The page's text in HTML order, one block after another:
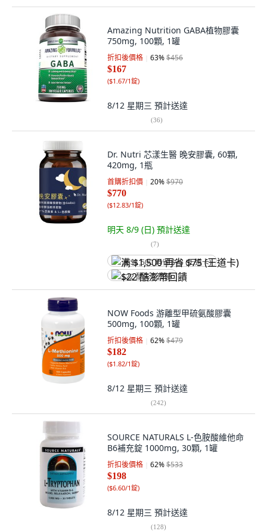
Amazing Nutrition GABA植物膠囊
750mg, 100顆, 1罐
折扣後價格 63%$456
$167
($1.67/1錠)
8/12 星期三 預計送達
(36)
Dr. Nutri 芯漾生醫 晚安膠囊, 60顆,
420mg, 1瓶
首購折扣價 20%$970
$770
($12.83/1錠)
明天 8/9 (日) 預計送達
(7)
满 $1,500 再省 $75 (王道卡)
$22 酷澎幣回饋
NOW Foods 游離型甲硫氨酸膠囊
500mg, 100顆, 1罐
折扣後價格 62%$479
$182
($1.82/1錠)
8/12 星期三 預計送達
(242)
SOURCE NATURALS L-色胺酸維他命
B6補充錠 1000mg, 30顆, 1罐
折扣後價格 62%$533
$198
($6.60/1錠)
8/12 星期三 預計送達
(128)